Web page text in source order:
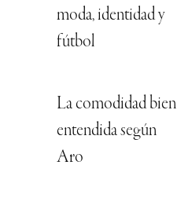
moda, identidad y
fútbol
La comodidad bien
entendida según
Aro